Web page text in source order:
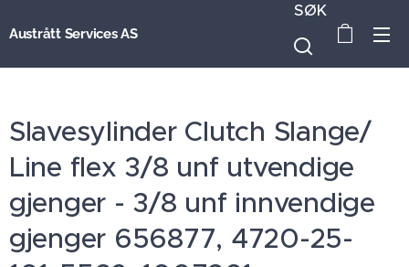
Austrått Services AS
SØK
Slavesylinder Clutch Slange/
Line flex 3/8 unf utvendige
gjenger - 3/8 unf innvendige
gjenger 656877, 4720-25-